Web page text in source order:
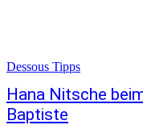
Dessous Tipps
Hana Nitsche
Baptiste